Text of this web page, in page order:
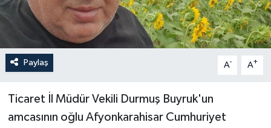
Paylaş A- A+
Ticaret İl Müdür Vekili Durmuş Buyruk'un
amcasının oğlu Afyonkarahisar Cumhuriyet
İLÇELER
OTOPARK